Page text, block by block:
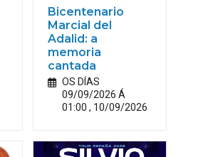
Bicentenario
Marcial del
Adalid: a
memoria
cantada
OS DÍAS
09/09/2026 Á
01:00 , 10/09/2026